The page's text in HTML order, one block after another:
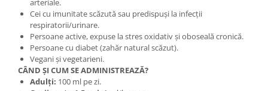
arteriale.
Cei cu imunitate scăzută sau predispuși la infecții
respiratorii/urinare.
Persoane active, expuse la stres oxidativ și oboseală cronică.
Persoane cu diabet (zahăr natural scăzut).
Vegani și vegetarieni.
CÂND ȘI CUM SE ADMINISTREAZĂ?
Adulți: 100 ml pe zi.